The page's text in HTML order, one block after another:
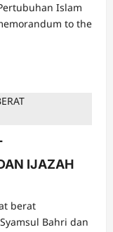
Islam
to the
IJAZAH
berat
Bahri dan